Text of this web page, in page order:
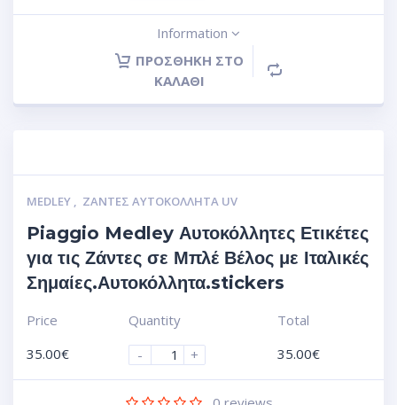
Information
ΠΡΟΣΘΉΚΗ ΣΤΟ
ΚΑΛΆΘΙ
MEDLEY ΖΆΝΤΕΣ ΑΥΤΟΚΌΛΛΗΤΑ UV
Piaggio Medley Αυτοκόλλητες Ετικέτες
για τις Ζάντες σε Μπλέ Βέλος με Ιταλικές
Σημαίες.Αυτοκόλλητα.stickers
Price
35.00€
Quantity
-
+
Total
35.00€